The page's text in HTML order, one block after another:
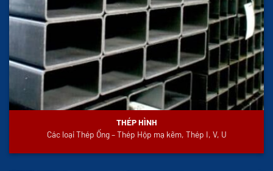
THÉP HÌNH
Các loại Thép Ống – Thép Hộp mạ kẽm, Thép I, V, U